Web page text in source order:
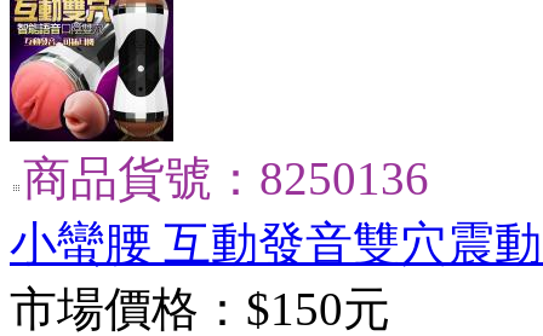
商品貨號：8250136
小蠻腰 互動發音雙穴震
市場價格： $150元